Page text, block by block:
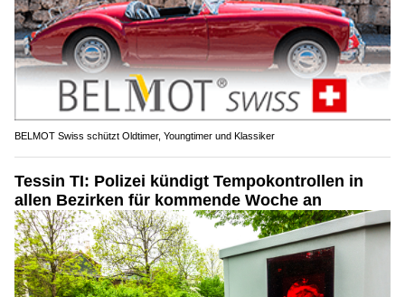
BELMOT Swiss schützt Oldtimer, Youngtimer und Klassiker
Tessin TI: Polizei kündigt Tempokontrollen in
allen Bezirken für kommende Woche an